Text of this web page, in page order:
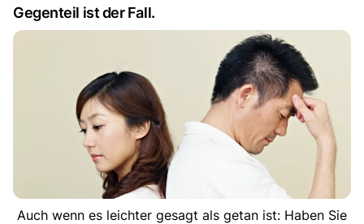
Gegenteil ist der Fall.
Auch wenn es leichter gesagt als getan ist: Haben Sie